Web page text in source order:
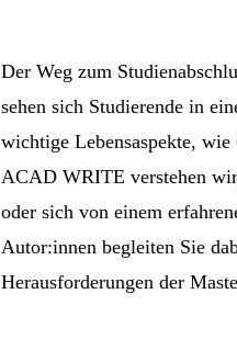
Der Weg zum
sehen sich Studierende in
wichtige Lebensaspekte,
ACAD WRITE verstehen
oder sich von einem
Autor:innen begleiten Sie
Herausforderungen der